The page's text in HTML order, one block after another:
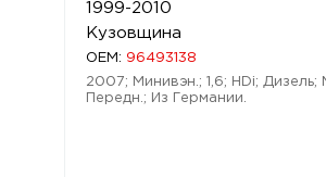
1999-2010
Кузовщина
OEM: 96493138
2007; Минивэн.; 1,6; HDi; Дизель;
Передн.; Из Германии.